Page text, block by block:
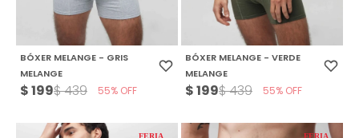
BÓXER MELANGE - GRIS
MELANGE
$199$439 55
BÓXER MELANGE - VERDE
MELANGE
$199$439 55